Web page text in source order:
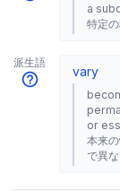
a
特定
派生語
vary
or
本来
で異